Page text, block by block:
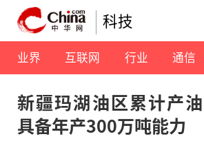
科技
业界 互联网 行业 通信
新疆玛湖油区累计产
具备年产300万吨能力